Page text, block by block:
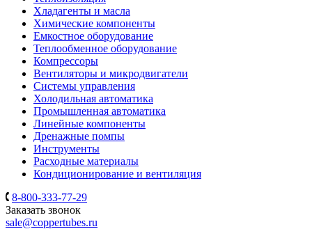
Хладагенты и масла
Химические компоненты
Емкостное оборудование
Теплообменное оборудование
Компрессоры
Вентиляторы и микродвигатели
Системы управления
Холодильная автоматика
Промышленная автоматика
Линейные компоненты
Дренажные помпы
Инструменты
Расходные материалы
Кондиционирование и вентиляция
8-800-333-77-29
Заказать звонок
sale@coppertubes.ru